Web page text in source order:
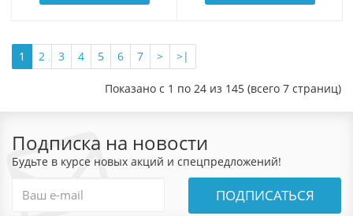
1 2 3 4 5 6 7 > >|
Показано с 1 по 24 из 145 (всего 7 страниц)
Подписка на новости
Будьте в курсе новых акций и спецпредложений!
ПОДПИСАТЬСЯ